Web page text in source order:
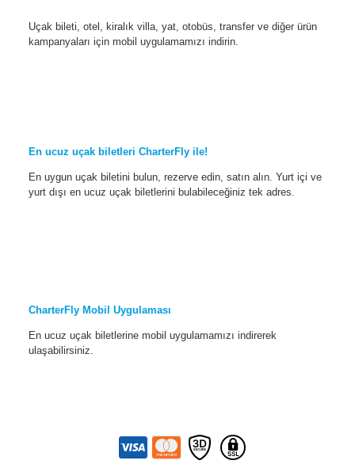
Uçak bileti, otel, kiralık villa, yat, otobüs, transfer ve diğer ürün
kampanyaları için mobil uygulamamızı indirin.
En ucuz uçak biletleri CharterFly ile!
En uygun uçak biletini bulun, rezerve edin, satın alın. Yurt içi ve
yurt dışı en ucuz uçak biletlerini bulabileceğiniz tek adres.
CharterFly Mobil Uygulaması
En ucuz uçak biletlerine mobil uygulamamızı indirerek
ulaşabilirsiniz.